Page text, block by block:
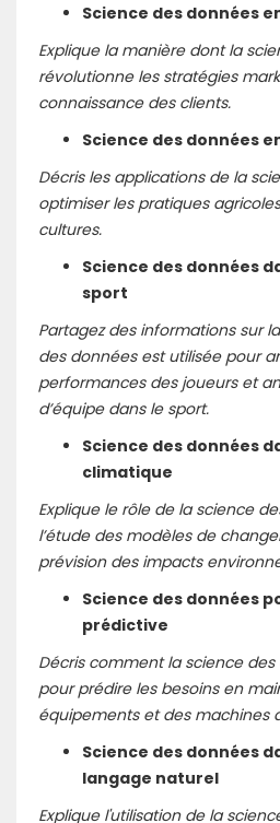
Science des données
Explique la manière dont la
révolutionne les stratégies
connaissance des clients.
Science des données
Décris les applications de la
optimiser les pratiques
cultures.
Science des données
sport
Partagez des informations sur
des données est utilisée pour
performances des joueurs et
d’équipe dans le sport.
Science des données
climatique
Explique le rôle de la science
l’étude des modèles de
prévision des impacts
Science des données
prédictive
Décris comment la science
pour prédire les besoins en
équipements et des machines
Science des données
langage naturel
Explique l'utilisation de la